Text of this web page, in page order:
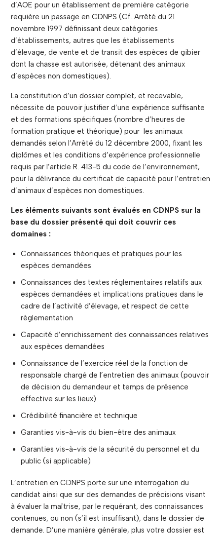
d’AOE pour un établissement de première catégorie
requière un passage en CDNPS (Cf. Arrêté du 21
novembre 1997 définissant deux catégories
d’établissements, autres que les établissements
d’élevage, de vente et de transit des espèces de gibier
dont la chasse est autorisée, détenant des animaux
d’espèces non domestiques).
La constitution d’un dossier complet, et recevable,
nécessite de pouvoir justifier d’une expérience suffisante
et des formations spécifiques (nombre d’heures de
formation pratique et théorique) pour les animaux
demandés selon l’Arrêté du 12 décembre 2000, fixant les
diplômes et les conditions d’expérience professionnelle
requis par l’article R. 413-5 du code de l’environnement,
pour la délivrance du certificat de capacité pour l’entretien
d’animaux d’espèces non domestiques.
Les éléments suivants sont évalués en CDNPS sur la
base du dossier présenté qui doit couvrir ces
domaines :
Connaissances théoriques et pratiques pour les
espèces demandées
Connaissances des textes réglementaires relatifs aux
espèces demandées et implications pratiques dans le
cadre de l’activité d’élevage, et respect de cette
réglementation
Capacité d’enrichissement des connaissances relatives
aux espèces demandées
Connaissance de l’exercice réel de la fonction de
responsable chargé de l’entretien des animaux (pouvoir
de décision du demandeur et temps de présence
effective sur les lieux)
Crédibilité financière et technique
Garanties vis-à-vis du bien-être des animaux
Garanties vis-à-vis de la sécurité du personnel et du
public (si applicable)
L’entretien en CDNPS porte sur une interrogation du
candidat ainsi que sur des demandes de précisions visant
à évaluer la maîtrise, par le requérant, des connaissances
contenues, ou non (s’il est insuffisant), dans le dossier de
demande. D’une manière générale, plus votre dossier est